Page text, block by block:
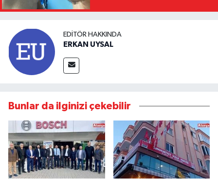
EDITÖR HAKKINDA
ERKAN UYSAL
Bunlar da ilginizi çekebilir